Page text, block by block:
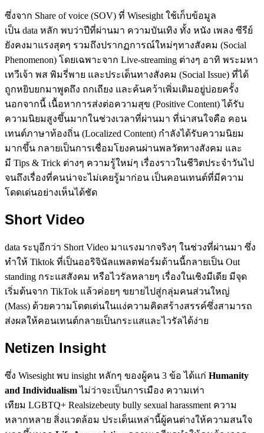
ซึ่งจาก Share of voice (SOV) ที่ Wisesight ใช้เก็บข้อมูล
เป็น data หลัก พบว่าปีที่ผ่านมา ความบันเทิง ทั้ง หนัง เพลง ซีรีย์
ยังคงมาแรงสุดๆ รวมถึงปรากฏการณ์ใหม่ๆทางสังคม (Social
Phenomenon) โดยเฉพาะจาก Live-streaming ต่างๆ อาทิ พระมหา
เทวีเจ้า พส พิมรี่พาย และประเด็นทางสังคม (Social Issue) ที่ได้
ถูกหยิบยกมาพูดถึง ถกเถียง และค้นคว้าเพิ่มเติมอยู่บ่อยครั้ง
นอกจากนี้ เนื้อหาการส่งต่อความสุข (Positive Content) ได้รับ
ความนิยมสูงขึ้นมากในช่วงเวลาที่ผ่านมา ที่น่าสนใจคือ คอน
เทนต์ภาษาท้องถิ่น (Localized Content) กำลังได้รับความนิยม
มากขึ้น กลายเป็นการเชื่อมโยงคนผ่านพลวัตทางสังคม และ
มี Tips & Trick ต่างๆ ความรู้ใหม่ๆ เรื่องราวในชีวิตประจำวันไป
จนถึงเรื่องที่คนน่าจะไม่เคยรู้มาก่อน เป็นคอนเทนต์ที่มีความ
โดดเด่นอย่างเห็นได้ชัด
Short Video
data ระบุอีกว่า Short Video มาแรงมากจริงๆ ในช่วงที่ผ่านมา ซึ่ง
ทำให้ Tiktok ที่เป็นออริจินัลแพลตฟอร์มด้านนี้กลายเป็น Out
standing กระแสสังคม หรือไวรัลหลายๆ เรื่องในเชิงมีเดีย มีจุด
เริ่มต้นจาก TikTok แล้วค่อยๆ ขยายไปสู่กลุ่มคนส่วนใหญ่
(Mass) ด้วยความโดดเด่นในแง่ความคิดสร้างสรรค์ซึ่งสามารถ
ส่งผลให้คอนเทนต์กลายเป็นกระแสและไวรัลได้ง่าย
Netizen Insight
ซึ่ง Wisesight พบ insight หลักๆ ของผู้คน 3 ข้อ ได้แก่ Humanity
and Individualismไม่ว่าจะเป็นการเมือง ความเท่า
เทียม LGBTQ+ Realsizebeuty bully sexual harassment ความ
หลากหลาย สิ่งแวดล้อม ประเด็นเหล่านี้ผู้คนต่างให้ความสนใจ